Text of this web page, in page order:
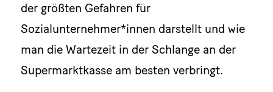
der größten Gefahren für
Sozialunternehmer*innen darstellt und wie
man die Wartezeit in der Schlange an der
Supermarktkasse am besten verbringt.